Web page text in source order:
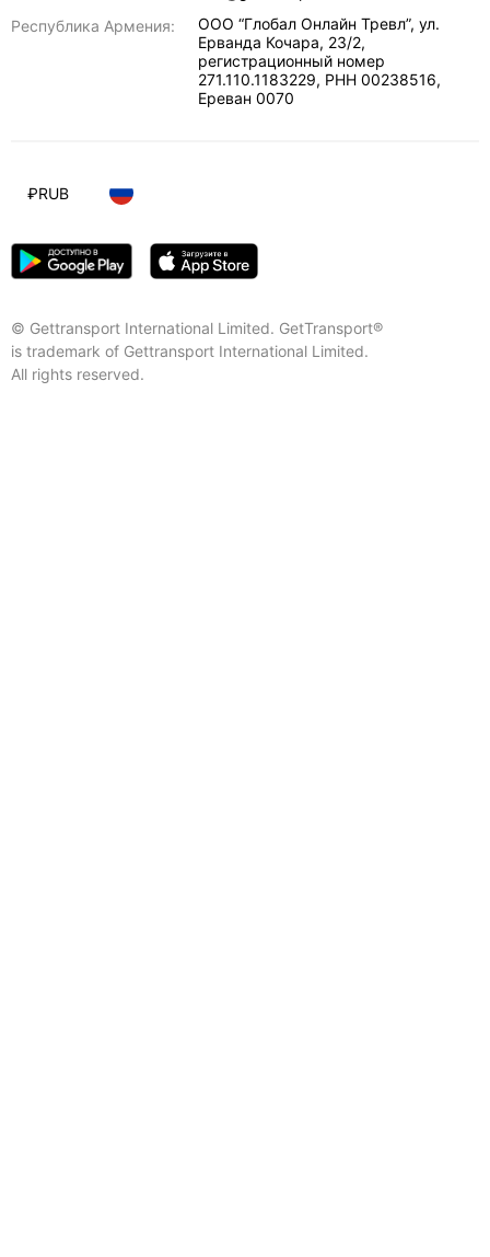
Республика Армения:
ООО “Глобал Онлайн Тревл”, ул.
Ерванда Кочара, 23/2,
регистрационный номер
271.110.1183229, РНН 00238516,
Ереван 0070
© Gettransport International Limited. GetTransport®
is trademark of Gettransport International Limited.
All rights reserved.
₽RUB